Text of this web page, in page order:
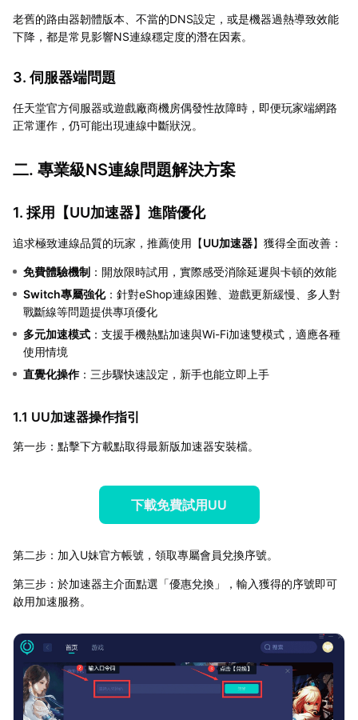
老舊的路由器韌體版本、不當的DNS設定，或是機器過熱導致效能
下降，都是常見影響NS連線穩定度的潛在因素。
3. 伺服器端問題
任天堂官方伺服器或遊戲廠商機房偶發性故障時，即便玩家端網路
正常運作，仍可能出現連線中斷狀況。
二. 專業級NS連線問題解決方案
1. 採用【UU加速器】進階優化
追求極致連線品質的玩家，推薦使用【UU加速器】獲得全面改善：
免費體驗機制 ：開放限時試用，實際感受消除延遲與卡頓的效能
Switch專屬強化：針對eShop連線困難、遊戲更新緩慢、多人對
戰斷線等問題提供專項優化
多元加速模式 ：支援手機熱點加速與Wi-Fi加速雙模式，適應各種
使用情境
直覺化操作：三步驟快速設定，新手也能立即上手
1.1 UU加速器操作指引
第一步：點擊下方載點取得最新版加速器安裝檔。
下載免費試用UU
第二步：加入U妹官方帳號，領取專屬會員兌換序號。
第三步：於加速器主介面點選「優惠兌換」，輸入獲得的序號即可
啟用加速服務。